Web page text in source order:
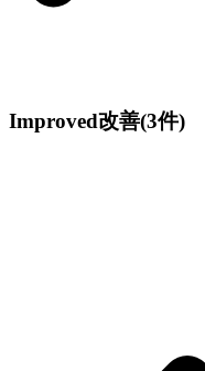
Improved改善(3件)